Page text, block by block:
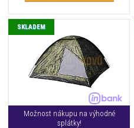
Možnost nákupu na výhodné
splátky!
SKLADEM